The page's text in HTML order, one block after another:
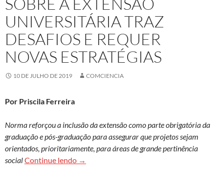
UNIVERSITÁRIA TRAZ
DESAFIOS E REQUER
NOVAS ESTRATÉGIAS
10 DE JULHO DE 2019 COMCIENCIA
Por Priscila Ferreira
Norma reforçou a inclusão da extensão como parte obrigatória da
graduação e pós-graduação para assegurar que projetos sejam
orientados, prioritariamente, para áreas de grande pertinência
socialContinue lendo Resolução do MEC sobre a extensão
→